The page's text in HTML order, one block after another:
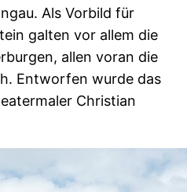
Als Vorbild für
galten vor allem die
allen voran die
Entworfen wurde das
Christian